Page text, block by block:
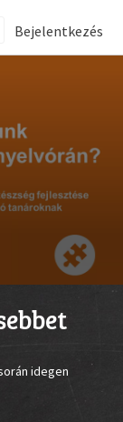
Bejelentkezés
idegen